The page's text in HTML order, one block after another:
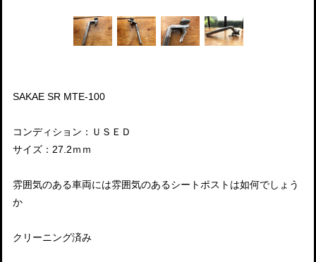
SAKAE SR MTE-100
コンディション：ＵＳＥＤ
サイズ：27.2ｍｍ
雰囲気のある車両には雰囲気のあるシートポストは如何でしょう
か
クリーニング済み